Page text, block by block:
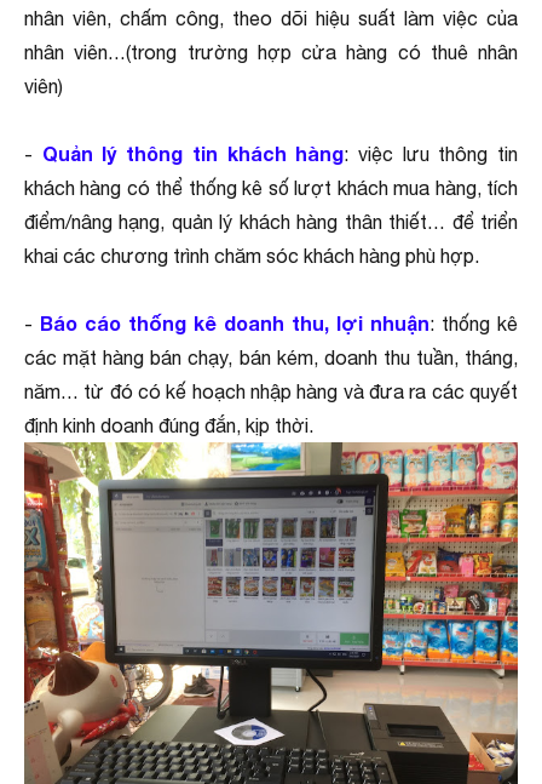
nhân viên, chấm công, theo dõi hiệu suất làm việc của
nhân viên…(trong trường hợp cửa hàng có thuê nhân
viên)
- Quản lý thông tin khách hàng: việc lưu thông tin
khách hàng có thể thống kê số lượt khách mua hàng, tích
điểm/nâng hạng, quản lý khách hàng thân thiết… để triển
khai các chương trình chăm sóc khách hàng phù hợp.
- Báo cáo thống kê doanh thu, lợi nhuận: thống kê
các mặt hàng bán chạy, bán kém, doanh thu tuần, tháng,
năm… từ đó có kế hoạch nhập hàng và đưa ra các quyết
định kinh doanh đúng đắn, kịp thời.